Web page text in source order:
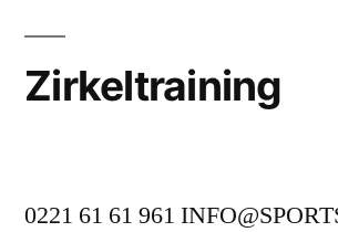
Zirkeltraining
0221 61 61 961